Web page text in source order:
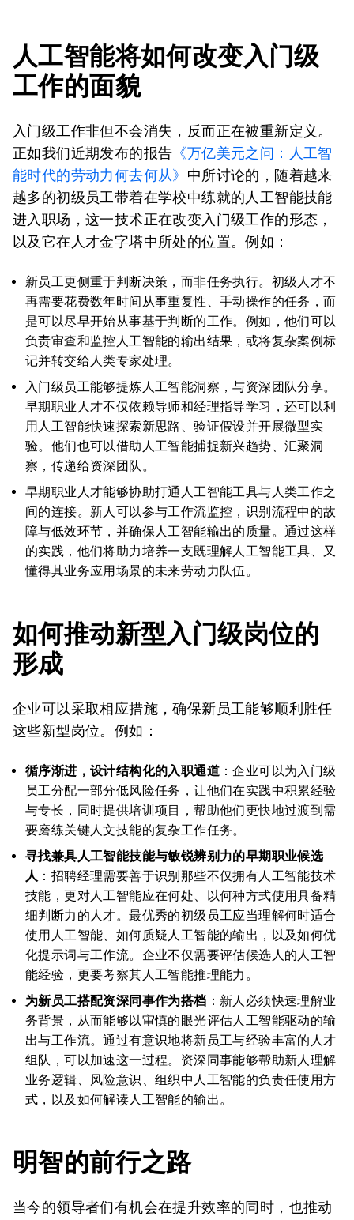
人工智能将如何改变入门级
工作的面貌
入门级工作非但不会消失，反而正在被重新定义。
正如我们近期发布的报告 《万亿美元之问：人工智
能时代的劳动力何去何从》 中所讨论的，随着越来
越多的初级员工带着在学校中练就的人工智能技能
进入职场，这一技术正在改变入门级工作的形态，
以及它在人才金字塔中所处的位置。例如：
新员工更侧重于判断决策，而非任务执行。初级人才不
再需要花费数年时间从事重复性、手动操作的任务，而
是可以尽早开始从事基于判断的工作。例如，他们可以
负责审查和监控人工智能的输出结果，或将复杂案例标
记并转交给人类专家处理。
入门级员工能够提炼人工智能洞察，与资深团队分享。
早期职业人才不仅依赖导师和经理指导学习，还可以利
用人工智能快速探索新思路、验证假设并开展微型实
验。他们也可以借助人工智能捕捉新兴趋势、汇聚洞
察，传递给资深团队。
早期职业人才能够协助打通人工智能工具与人类工作之
间的连接。新人可以参与工作流监控，识别流程中的故
障与低效环节，并确保人工智能输出的质量。通过这样
的实践，他们将助力培养一支既理解人工智能工具、又
懂得其业务应用场景的未来劳动力队伍。
如何推动新型入门级岗位的
形成
企业可以采取相应措施，确保新员工能够顺利胜任
这些新型岗位。例如：
循序渐进，设计结构化的入职通道 ：企业可以为入门级
员工分配一部分低风险任务，让他们在实践中积累经验
与专长，同时提供培训项目，帮助他们更快地过渡到需
要磨练关键人文技能的复杂工作任务。
寻找兼具人工智能技能与敏锐辨别力的早期职业候选
人 ：招聘经理需要善于识别那些不仅拥有人工智能技术
技能，更对人工智能应在何处、以何种方式使用具备精
细判断力的人才。最优秀的初级员工应当理解何时适合
使用人工智能、如何质疑人工智能的输出，以及如何优
化提示词与工作流。企业不仅需要评估候选人的人工智
能经验，更要考察其人工智能推理能力。
为新员工搭配资深同事作为搭档 ：新人必须快速理解业
务背景，从而能够以审慎的眼光评估人工智能驱动的输
出与工作流。通过有意识地将新员工与经验丰富的人才
组队，可以加速这一过程。资深同事能够帮助新人理解
业务逻辑、风险意识、组织中人工智能的负责任使用方
式，以及如何解读人工智能的输出。
明智的前行之路
当今的领导者们有机会在提升效率的同时，也推动